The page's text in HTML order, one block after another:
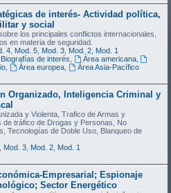
de interés- Actividad política,
y social
los principales conflictos internacionales,
en materia de seguridad.
4 Mod. 5 Mod. 3 Mod. 2 Mod. 1
Biografías de interés Área americana,
, Área europea,
Área Asia-Pacífico
Organizado, Inteligencia Criminal y
y Violenta, Trafico de Armas y
de tráfico de Drogas y Personas, No
Tecnologías de Doble Uso, Blanqueo de
Mod. 3 Mod. 2 Mod. 1
Empresarial; Espionaje
Sector Energético